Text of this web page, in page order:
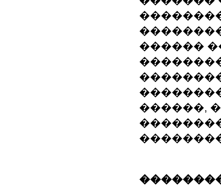
������
������,